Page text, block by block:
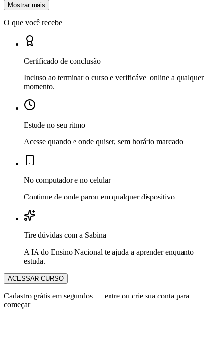
Mostrar mais
O que você recebe
Certificado de conclusão
Incluso ao terminar o curso e verificável online a qualquer
momento.
Estude no seu ritmo
Acesse quando e onde quiser, sem horário marcado.
No computador e no celular
Continue de onde parou em qualquer dispositivo.
Tire dúvidas com a Sabina
A IA do Ensino Nacional te ajuda a aprender enquanto
estuda.
ACESSAR CURSO
Cadastro grátis em segundos — entre ou crie sua conta para
começar